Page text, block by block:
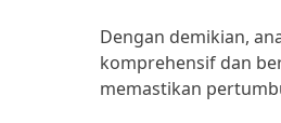
Dengan demikian,
komprehensif dan
memastikan